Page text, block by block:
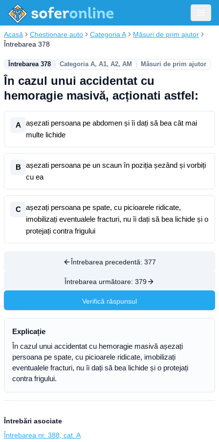
Acasă Chestionare auto Categoria A
Măsuri de prim ajutor
Întrebarea 378
Întrebarea 378 Categoria A, A1, A2, AM Măsuri de prim ajutor
În cazul unui accidentat cu
hemoragie masivă, acționati astfel:
A
așezati persoana pe abdomen și îi dați să bea cât mai
multe lichide
B
așezati persoana pe un scaun în poziția șezând și vorbiți
cu ea
C
așezați persoana pe spate, cu picioarele ridicate,
imobilizați eventualele fracturi, nu îi dați să bea lichide și o
protejați contra frigului
Întrebarea precedentă: 377
Întrebarea următoare: 379
Verifică răspunsul
Explicație
În cazul unui accidentat cu hemoragie masivă așezați
persoana pe spate, cu picioarele ridicate, imobilizați
eventualele fracturi, nu îi dați să bea lichide și o protejați
contra frigului.
Întrebări asociate
Întrebarea nr. 388, cat. A